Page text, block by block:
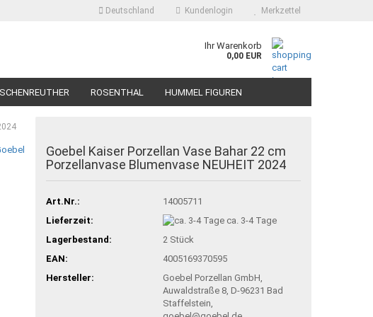
Deutschland Kundenlogin Merkzettel
Ihr Warenkorb
0,00 EUR
ROSENTHAL HUMMEL FIGUREN
Goebel Kaiser Porzellan Vase Bahar 22 cm
Porzellanvase Blumenvase NEUHEIT 2024
Art.Nr.:
14005711
Lieferzeit:
ca. 3-4 Tage
Lagerbestand:
2 Stück
EAN:
4005169370595
Hersteller:
Goebel Porzellan GmbH,
Auwaldstraße 8, D-96231 Bad
Staffelstein,